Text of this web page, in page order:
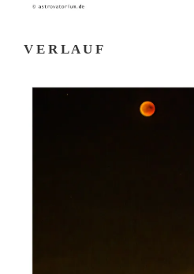
V E R L A U F